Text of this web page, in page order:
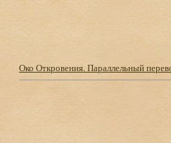
Око Откровения. Параллельный